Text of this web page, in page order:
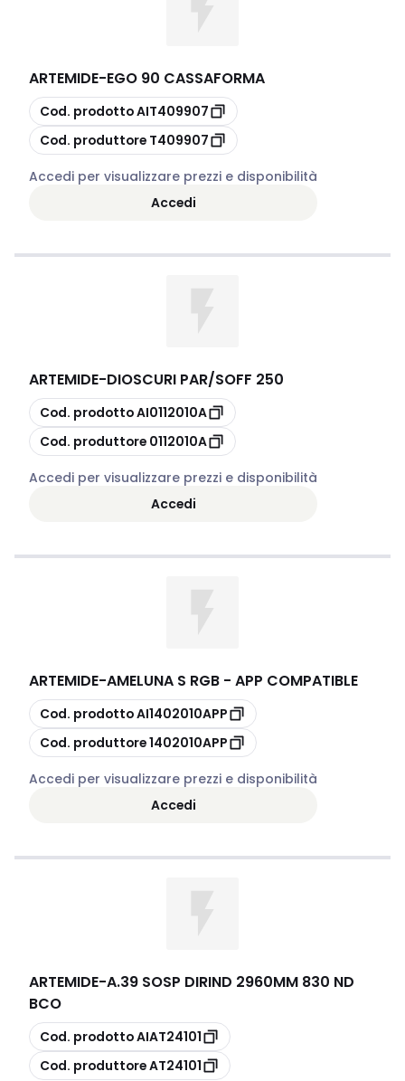
ARTEMIDE-EGO 90 CASSAFORMA
copia
Cod. prodottoAIT409907
copia
Cod. produttore T409907
Accedi per visualizzare prezzi e disponibilità
Accedi
ARTEMIDE-DIOSCURI PAR/SOFF 250
copia
Cod. prodottoAI0112010A
copia
Cod. produttore 0112010A
Accedi per visualizzare prezzi e disponibilità
Accedi
ARTEMIDE-AMELUNA S RGB - APP COMPATIBLE
copia
Cod. prodottoAI1402010APP
copia
Cod. produttore1402010APP
Accedi per visualizzare prezzi e disponibilità
Accedi
ARTEMIDE-A.39 SOSP DIRIND 2960MM 830 ND
BCO
copia
Cod. prodottoAIAT24101
copia
Cod. produttoreAT24101